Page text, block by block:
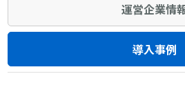
運営企業情
導入事例